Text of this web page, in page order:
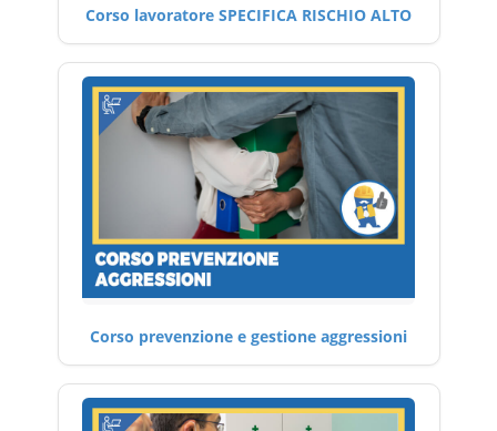
Corso lavoratore SPECIFICA RISCHIO ALTO
Corso prevenzione e gestione aggressioni